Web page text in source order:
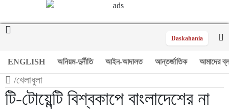
Daskahania
ENGLISH অনিয়ম-দুর্নীতি আইন-আদালত আন্তর্জাতিক আমাদের
/খেলাধুলা
টি-টোয়েন্টি বিশ্বকাপে বাংলাদেশের না